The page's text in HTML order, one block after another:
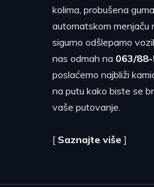
kolima, probušena
automatskom menjaču
sigurno odšlepamo
nas odmah na 063/
poslaćemo najbliži
na putu kako biste se
vaše putovanje.
[ Saznajte više ]